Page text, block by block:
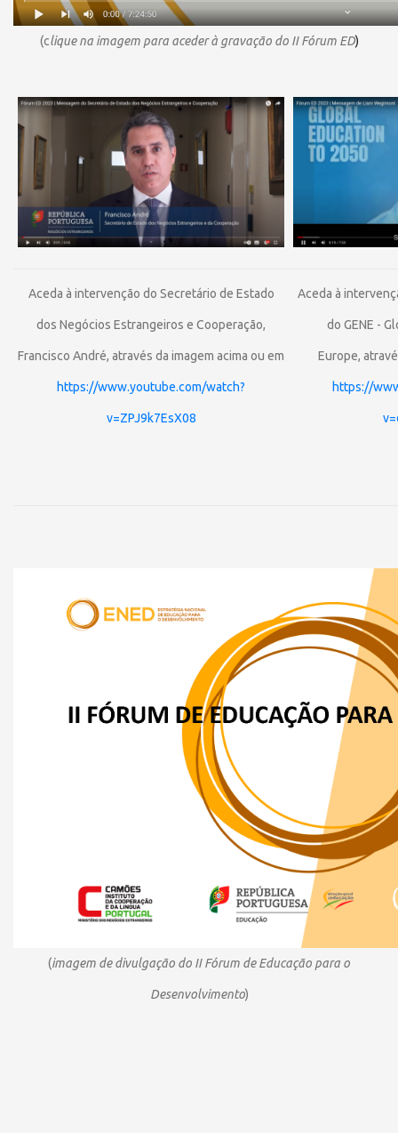
(cliquena imagem para aceder à gravação do II Fórum ED)
Aceda à intervenção do Secretário de Estado
dos Negócios Estrangeiros e Cooperação,
Francisco André, através da imagem acima ou em
https://www.youtube.com/watch?
v=ZPJ9k7EsX08
Aceda à i
do GENE -
Europe,
https://
(imagem de divulgação do II Fórum de Educação para o
Desenvolvimento)